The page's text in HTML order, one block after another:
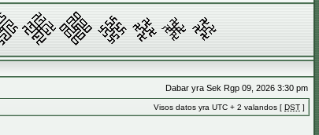
Dabar yra Sek Rgp 09, 2026 3:30 pm
Visos datos yra UTC + 2 valandos [ DST ]